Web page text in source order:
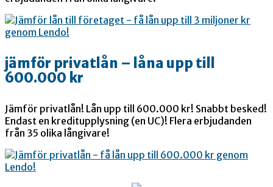
jämför privatlån – låna upp till
600.000 kr
Jämför privatlån! Lån upp till 600.000 kr! Snabbt besked!
Endast en kreditupplysning (en UC)! Flera erbjudanden
från 35 olika långivare!